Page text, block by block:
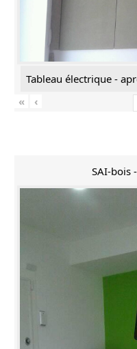
Tableau électrique -
«
‹
SAI-bois